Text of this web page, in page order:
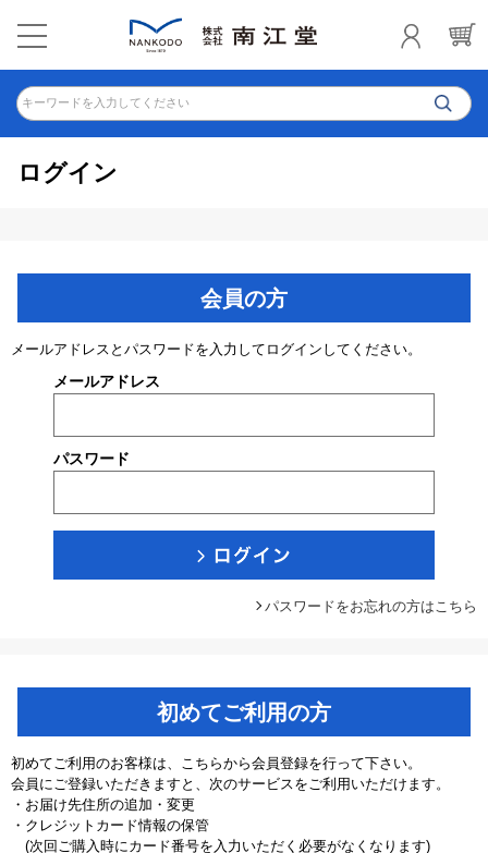
キーワードを入力してください
ログイン
会員の方
メールアドレスとパスワードを入力してログインしてください。
メールアドレス
パスワード
パスワードをお忘れの方はこちら
初めてご利用の方
初めてご利用のお客様は、こちらから会員登録を行って下さい。
会員にご登録いただきますと、次のサービスをご利用いただけます。
・お届け先住所の追加・変更
・クレジットカード情報の保管
(次回ご購入時にカード番号を入力いただく必要がなくなります)